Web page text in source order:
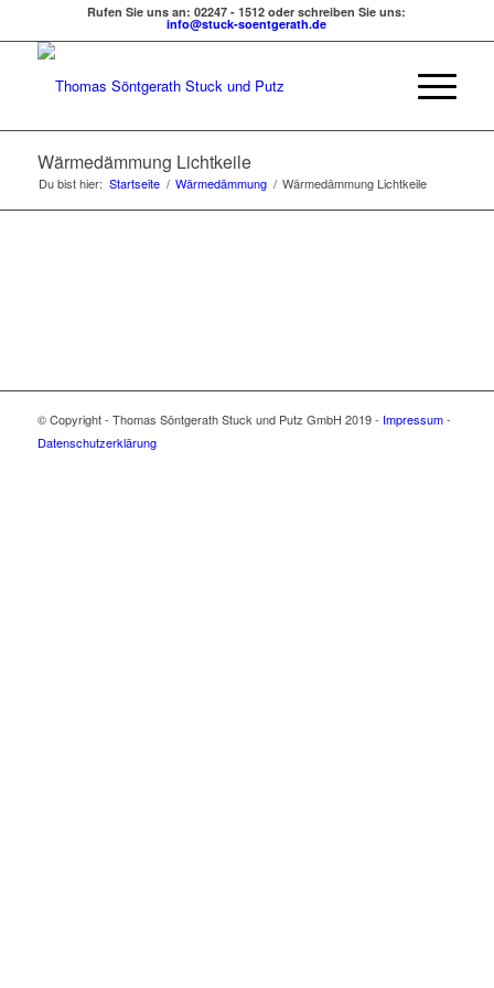
Rufen Sie uns an: 02247 - 1512 oder schreiben Sie uns:
info@stuck-soentgerath.de
Wärmedämmung Lichtkeile
Du bist hier: Startseite / Wärmedämmung / Wärmedämmung Lichtkeile
© Copyright - Thomas Söntgerath Stuck und Putz GmbH 2019 - Impressum-
Datenschutzerklärung